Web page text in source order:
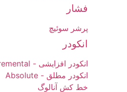
فشار
پرشر سوئیچ
انکودر
انکودر افزایشی - incremental
انکودر مطلق - Absolute
خط کش آنالوگ